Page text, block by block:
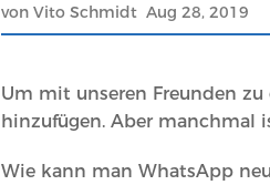
von Vito Schmidt Aug 28, 2019
Um mit unseren Freunden
hinzufügen. Aber manchmal
Wie kann man WhatsApp